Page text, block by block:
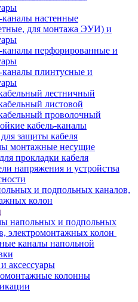
каналы настенные
для монтажа ЭУИ) и
каналы перфорированные и
каналы плинтусные и
лестничный
листовой
проволочный
кабель-каналы
защиты кабеля
монтажные несущие
прокладки кабеля
напряжения и устройства
и подпольных каналов,
колон
напольных и подпольных
электромонтажных колон
каналы напольной
аксессуары
колонны